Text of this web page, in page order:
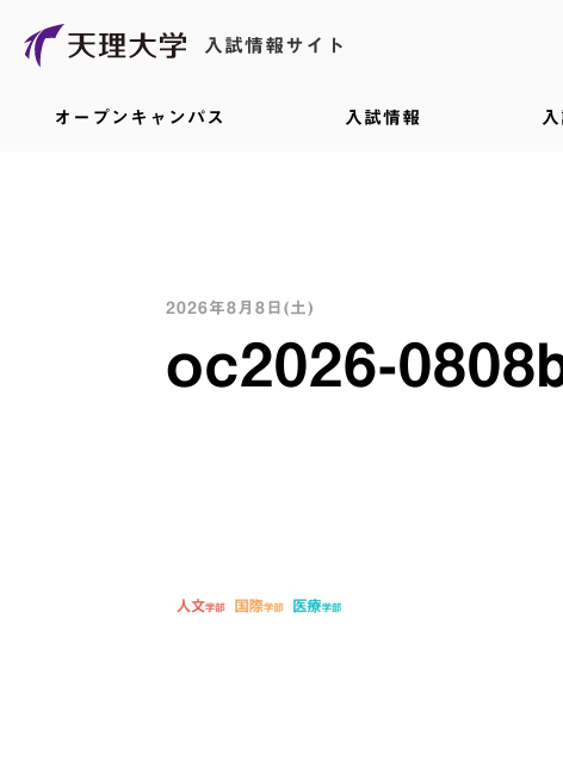
入試情報サイト
オープンキャンパス 入試情報
2026年8月8日(土)
oc2026-